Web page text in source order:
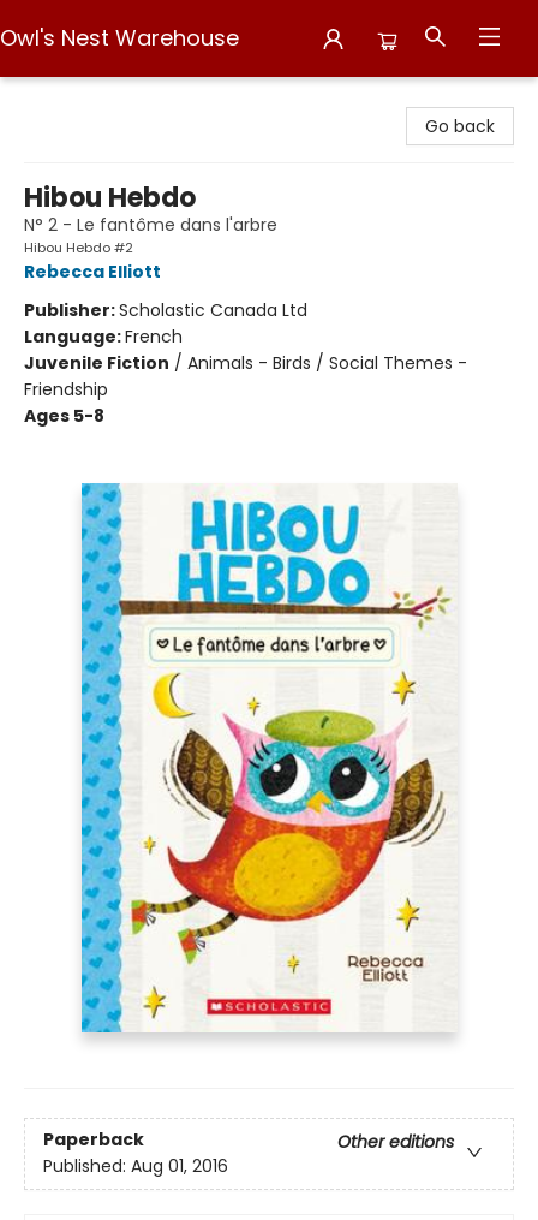
Owl's Nest Warehouse
Go back
Hibou Hebdo
N° 2 - Le fantôme dans l'arbre
Hibou Hebdo #2
Rebecca Elliott
Publisher:Scholastic Canada Ltd
Language:French
Juvenile Fiction / Animals - Birds / Social Themes -
Friendship
Ages 5-8
Paperback
Other editions
Published: Aug 01, 2016